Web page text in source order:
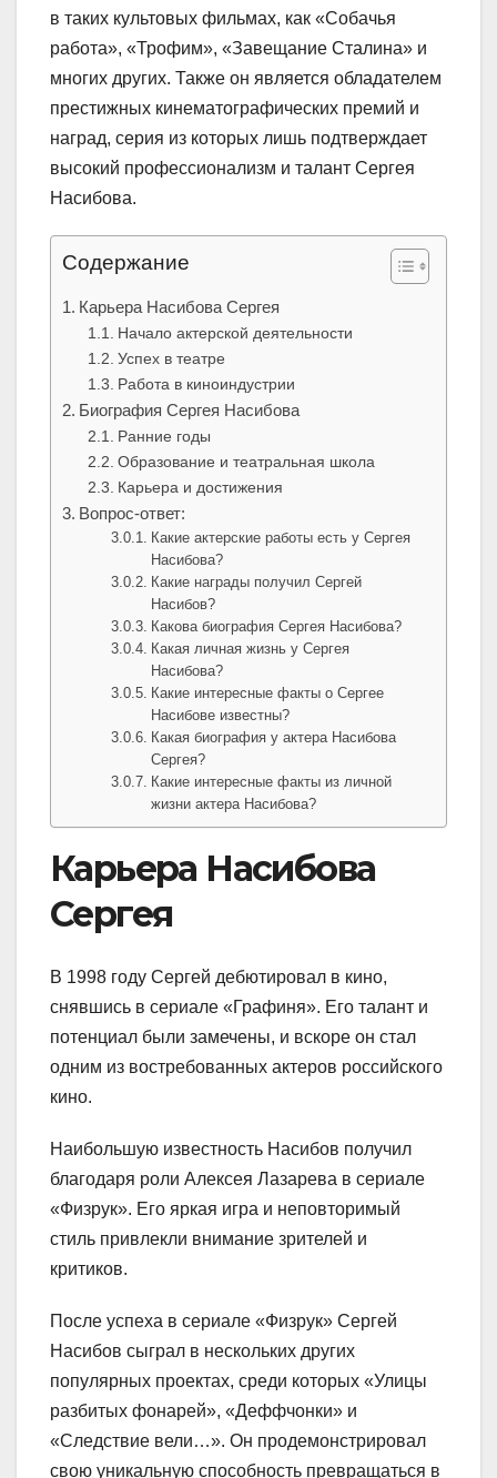
в таких культовых фильмах, как «Собачья
работа», «Трофим», «Завещание Сталина» и
многих других. Также он является обладателем
престижных кинематографических премий и
наград, серия из которых лишь подтверждает
высокий профессионализм и талант Сергея
Насибова.
Содержание
Карьера Насибова Сергея
Начало актерской деятельности
Успех в театре
Работа в киноиндустрии
Биография Сергея Насибова
Ранние годы
Образование и театральная школа
Карьера и достижения
Вопрос-ответ:
Какие актерские работы есть у Сергея
Насибова?
Какие награды получил Сергей
Насибов?
Какова биография Сергея Насибова?
Какая личная жизнь у Сергея
Насибова?
Какие интересные факты о Сергее
Насибове известны?
Какая биография у актера Насибова
Сергея?
Какие интересные факты из личной
жизни актера Насибова?
Карьера Насибова
Сергея
В 1998 году Сергей дебютировал в кино,
снявшись в сериале «Графиня». Его талант и
потенциал были замечены, и вскоре он стал
одним из востребованных актеров российского
кино.
Наибольшую известность Насибов получил
благодаря роли Алексея Лазарева в сериале
«Физрук». Его яркая игра и неповторимый
стиль привлекли внимание зрителей и
критиков.
После успеха в сериале «Физрук» Сергей
Насибов сыграл в нескольких других
популярных проектах, среди которых «Улицы
разбитых фонарей», «Деффчонки» и
«Следствие вели…». Он продемонстрировал
свою уникальную способность превращаться в